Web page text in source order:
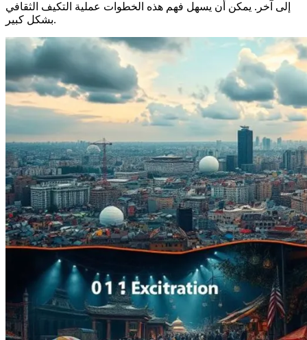
إلى آخر. يمكن أن يسهل فهم هذه الخطوات عملية التكيف الثقافي
بشكل كبير.